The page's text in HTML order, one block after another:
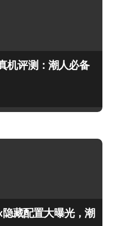
机评测：潮人必备
藏配置大曝光，潮